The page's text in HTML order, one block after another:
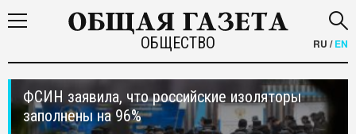
ОБЩЕСТВО RU /EN
ФСИН заявила, что российские изоляторы
заполнены на 96%